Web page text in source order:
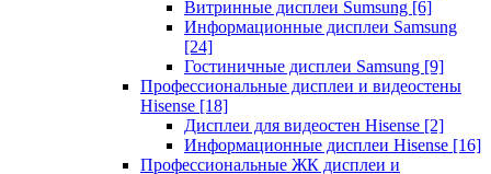
Витринные дисплеи Sumsung [6]
Информационные дисплеи Samsung
[24]
Гостиничные дисплеи Samsung [9]
Профессиональные дисплеи и видеостены
Hisense [18]
Дисплеи для видеостен Hisense [2]
Информационные дисплеи Hisense [16]
Профессиональные ЖК дисплеи и